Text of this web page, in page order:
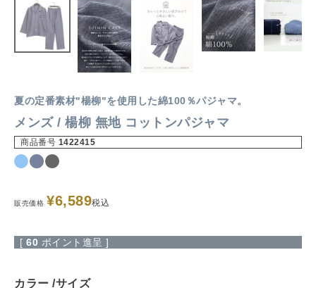
夏の定番素材"楊柳"を使用した綿100％パジャマ。
メンズ / 楊柳 無地 コットンパジャマ
商品番号 1422415
販売価格 ¥6,589税込
[ 60 ポイント進呈 ]
カラー サイズ